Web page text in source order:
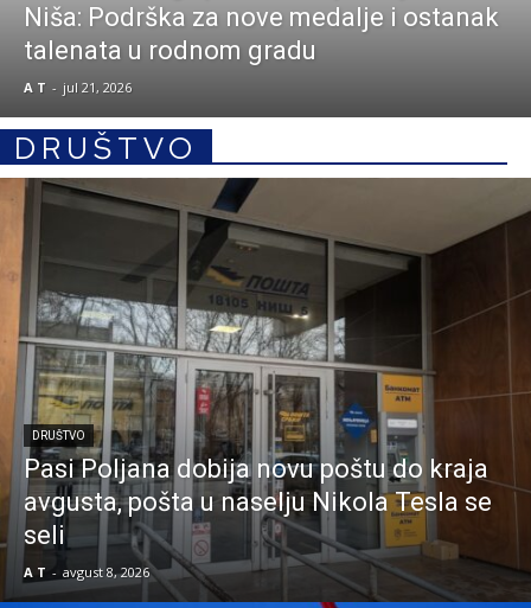
Niša: Podrška za nove medalje i ostanak
talenata u rodnom gradu
A T - jul 21, 2026
DRUŠTVO
DRUŠTVO
Pasi Poljana dobija novu poštu do kraja
avgusta, pošta u naselju Nikola Tesla se
seli
A T - avgust 8, 2026